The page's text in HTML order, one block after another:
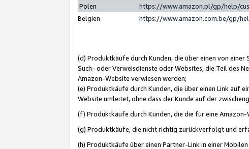
Polen
https://www.amazon.pl/gp/help/
Belgien
https://www.amazon.com.be/gp/
(d) Produktkäufe durch Kunden, die über einen von
Such- oder Verweisdienste oder Websites, die Teil des
Amazon-Website verwiesen werden;
(e) Produktkäufe durch Kunden, die über einen Link auf
Website umleitet, ohne dass der Kunde auf der
(f) Produktkäufe durch Kunden, die die für eine
(g) Produktkäufe, die nicht richtig zurückverfolgt und
(h) Produktkäufe über einen Partner-Link in einer